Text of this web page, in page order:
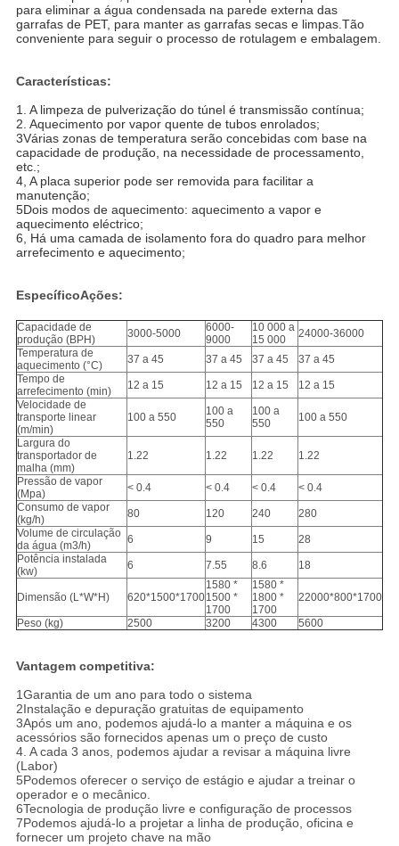
para eliminar a água condensada na parede externa das
garrafas de PET, para manter as garrafas secas e limpas.Tão
conveniente para seguir o processo de rotulagem e embalagem.
Características:
1. A limpeza de pulverização do túnel é transmissão contínua;
2. Aquecimento por vapor quente de tubos enrolados;
3Várias zonas de temperatura serão concebidas com base na
capacidade de produção, na necessidade de processamento,
etc.;
4, A placa superior pode ser removida para facilitar a
manutenção;
5Dois modos de aquecimento: aquecimento a vapor e
aquecimento eléctrico;
6, Há uma camada de isolamento fora do quadro para melhor
arrefecimento e aquecimento;
EspecíficoAções:
Capacidade de
produção (BPH)
3000-5000
6000-
9000
10 000 a
15 000
24000-36000
Temperatura de
aquecimento (°C)
37 a 45 37 a 45 37 a 45
37 a 45
Tempo de
arrefecimento (min)
12 a 15 12 a 15 12 a 15
12 a 15
Velocidade de
transporte linear
(m/min)
100 a 550
100 a
550
100 a
550
100 a 550
Largura do
transportador de
malha (mm)
1.22 1.22 1.22 1.22
Pressão de vapor
(Mpa)
< 0.4 < 0.4 < 0.4
< 0.4
Consumo de vapor
(kg/h)
80 120 240
280
Volume de circulação
da água (m3/h)
6 9 15
28
Potência instalada
(kw)
6 7.55 8.6 18
Dimensão (L*W*H) 620*1500*1700
1580 *
1500 *
1700
1580 *
1800 *
1700
22000*800*1700
Peso (kg) 2500 3200 4300 5600
Vantagem competitiva:
1Garantia de um ano para todo o sistema
2Instalação e depuração gratuitas de equipamento
3Após um ano, podemos ajudá-lo a manter a máquina e os
acessórios são fornecidos apenas um o preço de custo
4. A cada 3 anos, podemos ajudar a revisar a máquina livre
(Labor)
5Podemos oferecer o serviço de estágio e ajudar a treinar o
operador e o mecânico.
6Tecnologia de produção livre e configuração de processos
7Podemos ajudá-lo a projetar a linha de produção, oficina e
fornecer um projeto chave na mão